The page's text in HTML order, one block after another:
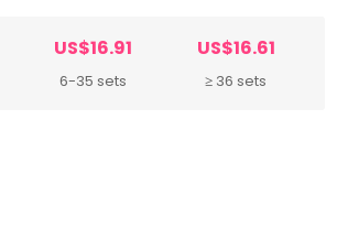
US$16.91
6-35 sets
US$16.61
≥ 36 sets